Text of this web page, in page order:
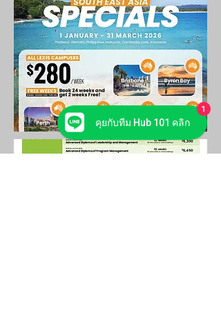
คุยกับทีม Hub 101 คลิก
1